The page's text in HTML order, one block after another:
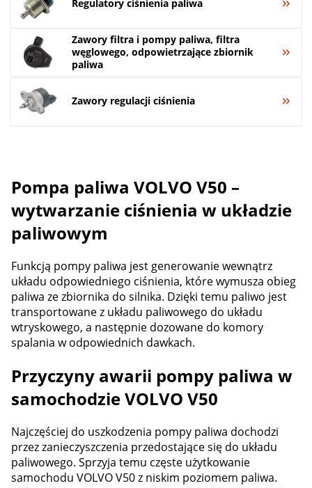
Regulatory ciśnienia paliwa
Zawory filtra i pompy paliwa, filtra
węglowego, odpowietrzające zbiornik
paliwa
Zawory regulacji ciśnienia
Pompa paliwa VOLVO V50 –
wytwarzanie ciśnienia w układzie
paliwowym
Funkcją pompy paliwa jest generowanie wewnątrz
układu odpowiedniego ciśnienia, które wymusza obieg
paliwa ze zbiornika do silnika. Dzięki temu paliwo jest
transportowane z układu paliwowego do układu
wtryskowego, a następnie dozowane do komory
spalania w odpowiednich dawkach.
Przyczyny awarii pompy paliwa w
samochodzie VOLVO V50
Najczęściej do uszkodzenia pompy paliwa dochodzi
przez zanieczyszczenia przedostające się do układu
paliwowego. Sprzyja temu częste użytkowanie
samochodu VOLVO V50 z niskim poziomem paliwa.